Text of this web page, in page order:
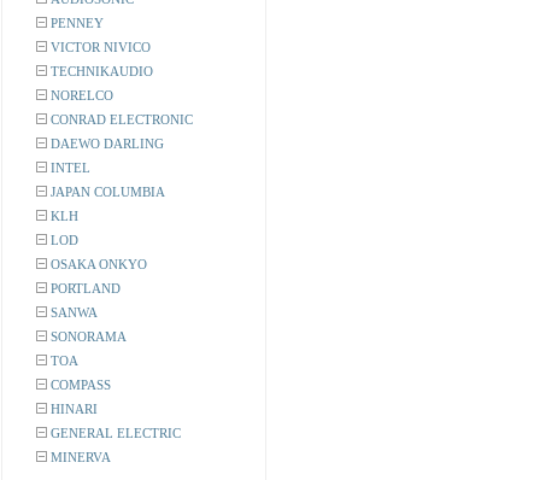
PENNEY
VICTOR NIVICO
TECHNIKAUDIO
NORELCO
CONRAD ELECTRONIC
DAEWO DARLING
INTEL
JAPAN COLUMBIA
KLH
LOD
OSAKA ONKYO
PORTLAND
SANWA
SONORAMA
TOA
COMPASS
HINARI
GENERAL ELECTRIC
MINERVA